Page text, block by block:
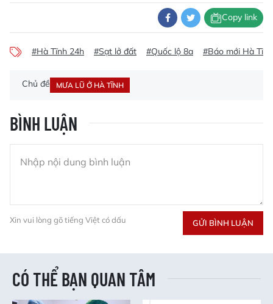
Copy link
#Hà Tĩnh 24h #Sạt lở đất #Quốc lộ 8a #Báo mới Hà Tĩnh
Chủ đề MƯA LŨ Ở HÀ TĨNH
BÌNH LUẬN
Xin vui lòng gõ tiếng Việt có dấu GỬI BÌNH LUẬN
CÓ THỂ BẠN QUAN TÂM